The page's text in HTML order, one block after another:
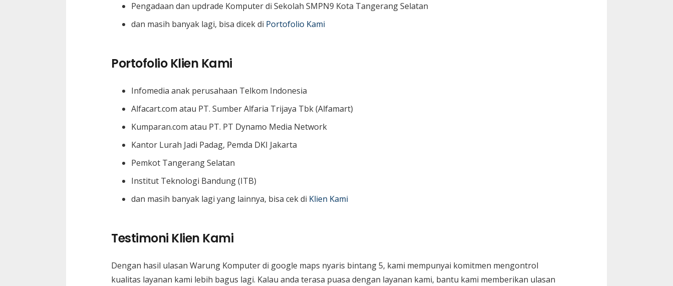
Pengadaan dan updrade Komputer di Sekolah SMPN9 Kota Tangerang Selatan
dan masih banyak lagi, bisa dicek di Portofolio Kami
Portofolio Klien Kami
Infomedia anak perusahaan Telkom Indonesia
Alfacart.com atau PT. Sumber Alfaria Trijaya Tbk (Alfamart)
Kumparan.com atau PT. PT Dynamo Media Network
Kantor Lurah Jadi Padag, Pemda DKI Jakarta
Pemkot Tangerang Selatan
Institut Teknologi Bandung (ITB)
dan masih banyak lagi yang lainnya, bisa cek di Klien Kami
Testimoni Klien Kami
Dengan hasil ulasan Warung Komputer di google maps nyaris bintang 5, kami mempunyai komitmen mengontrol
kualitas layanan kami lebih bagus lagi. Kalau anda terasa puasa dengan layanan kami, bantu kami memberikan ulasan